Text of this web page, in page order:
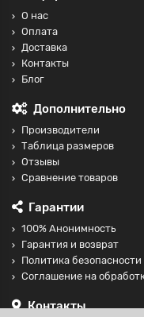
О нас
Оплата
Доставка
Контакты
Блог
Дополнительно
Производители
Таблица размеров
Отзывы
Сравнение товаров
Гарантии
100% Анонимность
Гарантия и возврат
Политика безопасности
Соглашение на
Контакты